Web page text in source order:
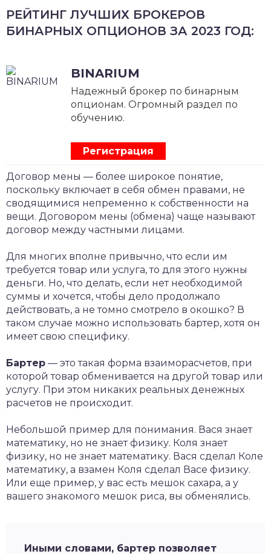
РЕЙТИНГ ЛУЧШИХ БРОКЕРОВ
БИНАРНЫХ ОПЦИОНОВ ЗА 2023 ГОД:
BINARIUM
Надежный брокер по бинарным
опционам. Огромный раздел по
обучению.
Регистрация
Договор мены — более широкое понятие,
поскольку включает в себя обмен правами, не
сводящимися непременно к собственности на
вещи. Договором мены (обмена) чаще называют
договор между частными лицами.
Для многих вполне привычно, что если им
требуется товар или услуга, то для этого нужны
деньги. Но, что делать, если нет необходимой
суммы и хочется, чтобы дело продолжало
действовать, а не томно смотрело в окошко? В
таком случае можно использовать бартер, хотя он
имеет свою специфику.
Бартер — это такая форма взаиморасчетов, при
которой товар обменивается на другой товар или
услугу. При этом никаких реальных денежных
расчетов не происходит.
Небольшой пример для понимания. Вася знает
математику, но не знает физику. Коля знает
физику, но не знает математику. Вася сделал Коле
математику, а взамен Коля сделал Васе физику.
Или еще пример, у вас есть мешок сахара, а у
вашего знакомого мешок риса, вы обменялись.
Иными словами, бартер позволяет